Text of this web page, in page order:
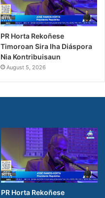
PR Horta Rekoñese
Timoroan Sira Iha Diáspora
Nia Kontribuisaun
August 5, 2026
PR Horta Rekoñese